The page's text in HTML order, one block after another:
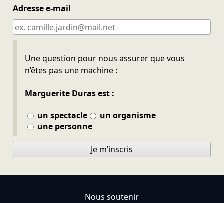
Adresse e-mail
Une question pour nous assurer que vous
n’êtes pas une machine :
Marguerite Duras est :
un spectacle
un organisme
une personne
Ne pas remplir
Je m’inscris
Nous soutenir